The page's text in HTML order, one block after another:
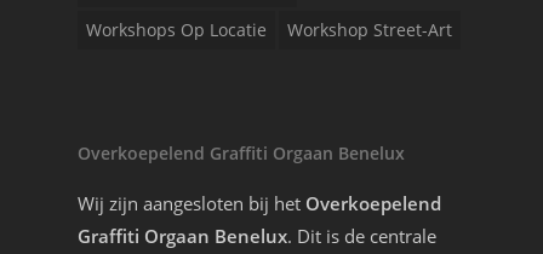
Workshops Op Locatie
Workshop Street-Art
Overkoepelend Graffiti Orgaan Benelux
Wij zijn aangesloten bij het Overkoepelend
Graffiti Orgaan Benelux. Dit is de centrale